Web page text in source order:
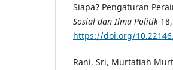
Siapa? Pengaturan
Sosial dan Ilmu Politik
https://doi.org/
Rani, Sri, Murtafiah